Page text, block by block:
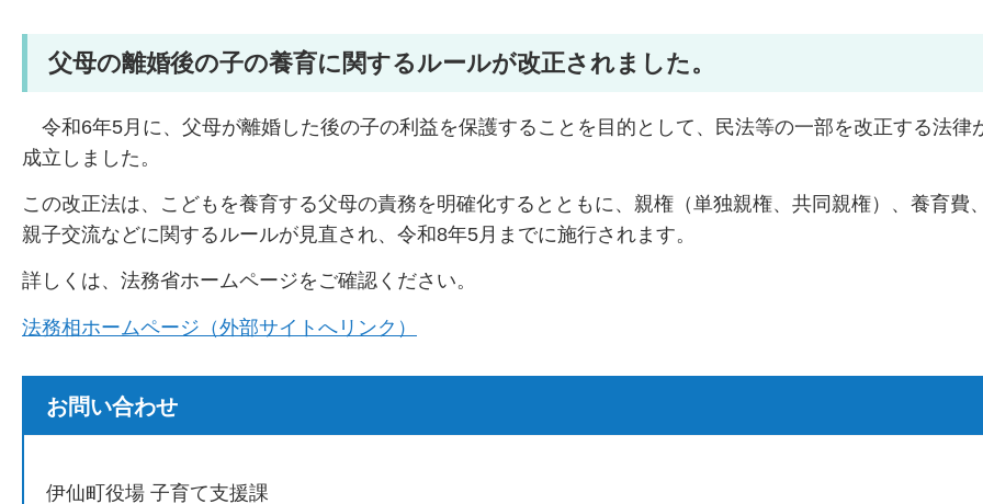
父母の離婚後の子の養育に関するルールが改正されました。
令和6年5月に、父母が離婚した後の子の利益を保護することを目的として、民法等の一部を改正する法律
成立しました。
この改正法は、こどもを養育する父母の責務を明確化するとともに、親権（単独親権、共同親権）、養育費
親子交流などに関するルールが見直され、令和8年5月までに施行されます。
詳しくは、法務省ホームページをご確認ください。
法務相ホームページ（外部サイトへリンク）
お問い合わせ
伊仙町役場 子育て支援課